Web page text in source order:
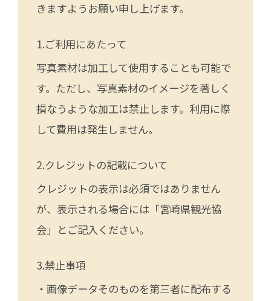
きますようお願い申し上げます。
ご利用にあたって
写真素材は加工して使用することも可能で
す。ただし、写真素材のイメージを著しく
損なうような加工は禁止します。利用に際
して費用は発生しません。
クレジットの記載について
クレジットの表示は必須ではありません
が、表示される場合には「宮崎県観光協
会」とご記入ください。
禁止事項
・画像データそのものを第三者に配布する